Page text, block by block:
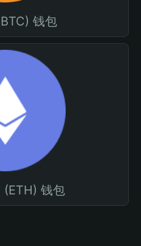
钱包
钱包